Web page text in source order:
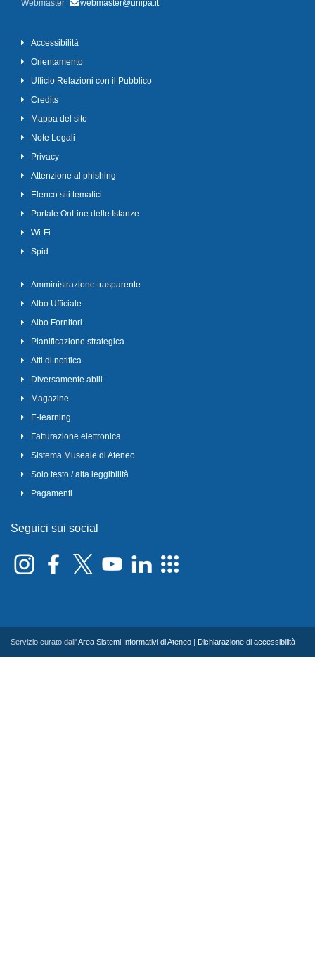
Webmaster
webmaster@unipa.it
Accessibilità
Orientamento
Ufficio Relazioni con il Pubblico
Credits
Mappa del sito
Note Legali
Privacy
Attenzione al phishing
Elenco siti tematici
Portale OnLine delle Istanze
Wi-Fi
Spid
Amministrazione trasparente
Albo Ufficiale
Albo Fornitori
Pianificazione strategica
Atti di notifica
Diversamente abili
Magazine
E-learning
Fatturazione elettronica
Sistema Museale di Ateneo
Solo testo / alta leggibilità
Pagamenti
Seguici sui social
Servizio curato dall'Area Sistemi Informativi di Ateneo | Dichiarazione di accessibilità